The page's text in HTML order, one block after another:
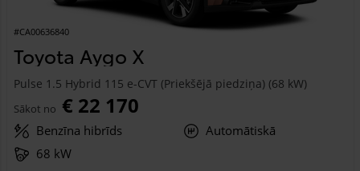
#CA00636840
Toyota Aygo X
Pulse 1.5 Hybrid 115 e-CVT (Priekšējā piedziņa) (68 kW)
Sākot no € 22 170
Benzīna hibrīds
Automātiskā
68 kW